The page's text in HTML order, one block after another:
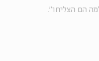
הם הצליחו".